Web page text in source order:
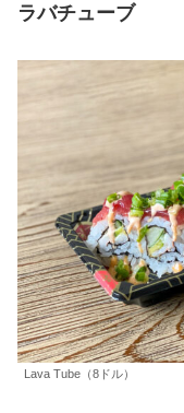
ラバチューブ
Lava Tube（8ドル）